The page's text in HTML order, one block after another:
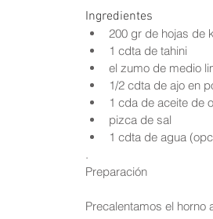
Ingredientes
200 gr de hojas de
1 cdta de tahini
el zumo de medio
1/2 cdta de ajo en
1 cda de aceite de
pizca de sal
1 cdta de agua
.
Preparación
Precalentamos el horno